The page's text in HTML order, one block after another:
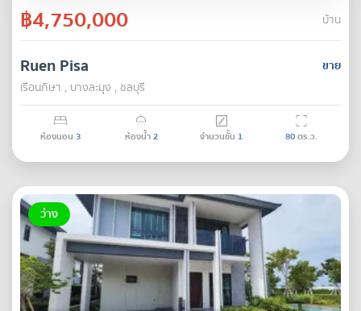
฿4,750,000 บ้าน
ขาย
Ruen Pisa
เรือนภิษา , บางละมุง , ชลบุรี
ห้องนอน 3 ห้องน้ำ2 จำนวนชั้น 1 80ตร.ว.
ว่าง